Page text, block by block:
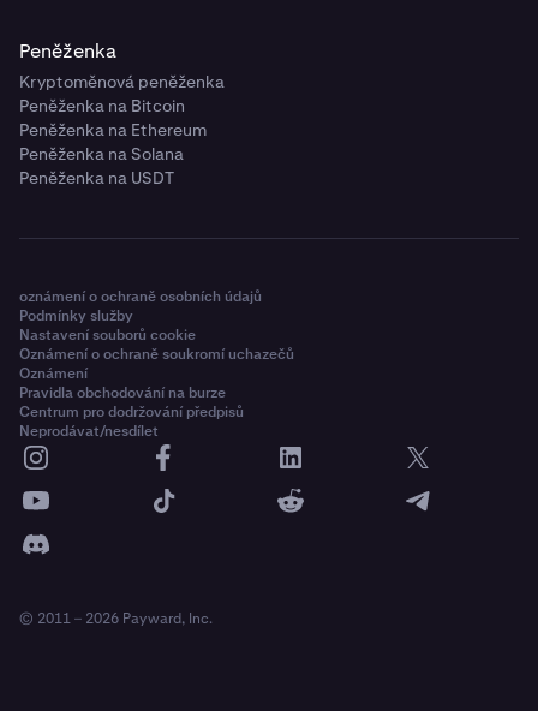
Peněženka
Kryptoměnová peněženka
Peněženka na Bitcoin
Peněženka na Ethereum
Peněženka na Solana
Peněženka na USDT
oznámení o ochraně osobních údajů
Podmínky služby
Nastavení souborů cookie
Oznámení o ochraně soukromí uchazečů
Oznámení
Pravidla obchodování na burze
Centrum pro dodržování předpisů
Neprodávat/nesdílet
© 2011 – 2026 Payward, Inc.